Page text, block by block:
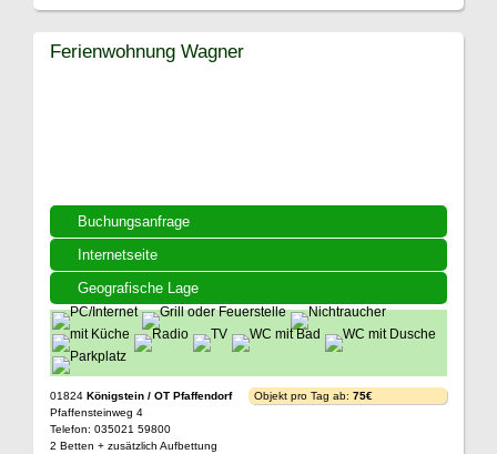
Buchungsanfrage
Internetseite
Geografische Lage
Ferienwohnung Wagner
01824 Königstein / OT Pfaffendorf
Pfaffensteinweg 4
Telefon: 035021 59800
2 Betten + zusätzlich Aufbettung
Objekt pro Tag ab: 75€